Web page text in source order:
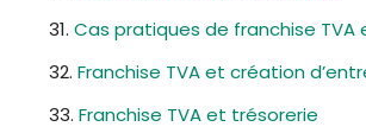
Cas pratiques de franchise TVA
Franchise TVA et création
Franchise TVA et trésorerie